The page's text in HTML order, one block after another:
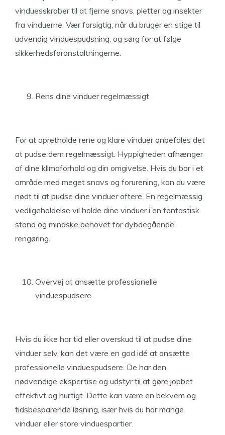
vinduesskraber til at fjerne snavs, pletter og insekter
fra vinduerne. Vær forsigtig, når du bruger en stige til
udvendig vinduespudsning, og sørg for at følge
sikkerhedsforanstaltningerne.
Rens dine vinduer regelmæssigt
For at opretholde rene og klare vinduer anbefales det
at pudse dem regelmæssigt. Hyppigheden afhænger
af dine klimaforhold og din omgivelse. Hvis du bor i et
område med meget snavs og forurening, kan du være
nødt til at pudse dine vinduer oftere. En regelmæssig
vedligeholdelse vil holde dine vinduer i en fantastisk
stand og mindske behovet for dybdegående
rengøring.
Overvej at ansætte professionelle
vinduespudsere
Hvis du ikke har tid eller overskud til at pudse dine
vinduer selv, kan det være en god idé at ansætte
professionelle vinduespudsere. De har den
nødvendige ekspertise og udstyr til at gøre jobbet
effektivt og hurtigt. Dette kan være en bekvem og
tidsbesparende løsning, især hvis du har mange
vinduer eller store vinduespartier.